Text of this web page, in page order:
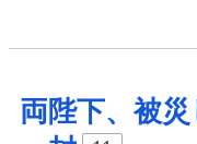
両陛下、被